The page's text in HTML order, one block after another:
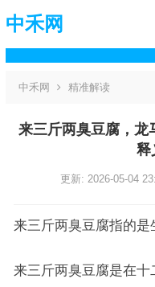
中禾网
中禾网 精准解读
来三斤两臭豆腐，龙
释
更新: 2026-05-04
来三斤两臭豆腐指的
来三斤两臭豆腐是在十